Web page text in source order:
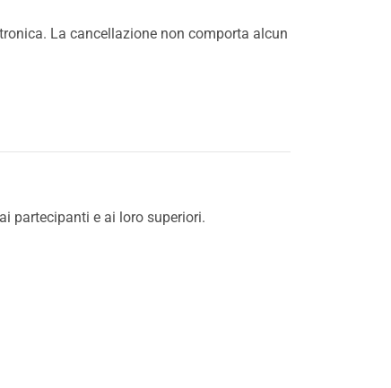
La cancellazione non comporta alcun
partecipanti e ai loro superiori.